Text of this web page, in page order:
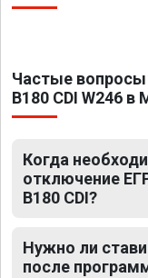
Частые вопросы
B180 CDI W246 в
Когда
отключение
B180 CDI?
Нужно ли
после